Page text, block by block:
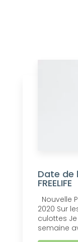
Date de
FREELIFE
Nouvelle
2020 Sur
culottes
semaine